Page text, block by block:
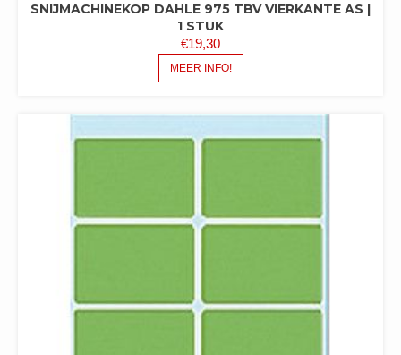
SNIJMACHINEKOP DAHLE 975 TBV VIERKANTE AS |
1 STUK
€19,30
MEER INFO!